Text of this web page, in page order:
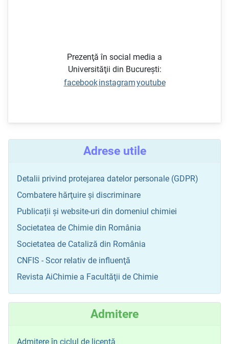
Prezenţă în social media a
Universităţii din Bucureşti:
facebookinstagramyoutube
Adrese utile
Detalii privind protejarea datelor personale (GDPR)
Combatere hărţuire şi discriminare
Publicații și website-uri din domeniul chimiei
Societatea de Chimie din România
Societatea de Cataliză din România
CNFIS - Scor relativ de influenţă
Revista AiChimie a Facultăţii de Chimie
Admitere
Admitere în ciclul de licenţă